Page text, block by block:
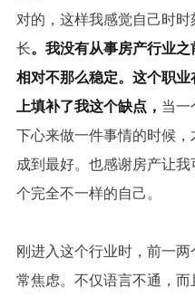
对的，这样我感觉自己时
长。我没有从事房产行业
相对不那么稳定。这个职业
上填补了我这个缺点， 当一
下心来做一件事情的时候，
成到最好。也感谢房产让我
个完全不一样的自己。
刚进入这个行业时，前一
常焦虑。不仅语言不通，而